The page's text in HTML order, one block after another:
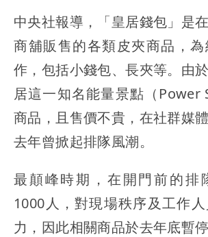
中央社報導，「皇居錢包」是
商舖販售的各類皮夾商品，
作，包括小錢包、長夾等。由
居這一知名能量景點（Power
商品，且售價不貴，在社群媒
去年曾掀起排隊風潮。
最顛峰時期，在開門前的排
1000人，對現場秩序及工作
力，因此相關商品於去年底暫停